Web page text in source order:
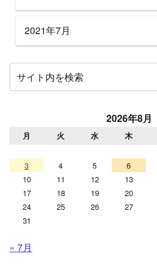
2021年7月
2026年8月
月 火 水 木
3
4 5 6
10
11 12 13
17
18 19 20
24
25 26 27
31
« 7月